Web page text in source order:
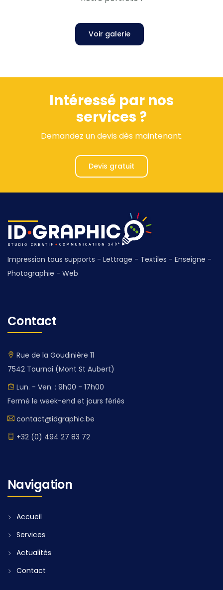
Voir galerie
Intéressé par nos
services ?
Demandez un devis dès maintenant.
Devis gratuit
Impression tous supports - Lettrage - Textiles - Enseigne -
Photographie - Web
Contact
Rue de la Goudinière 11
7542 Tournai (Mont St Aubert)
Lun. - Ven. : 9h00 - 17h00
Fermé le week-end et jours fériés
contact@idgraphic.be
+32 (0) 494 27 83 72
Navigation
Accueil
Services
Actualités
Contact